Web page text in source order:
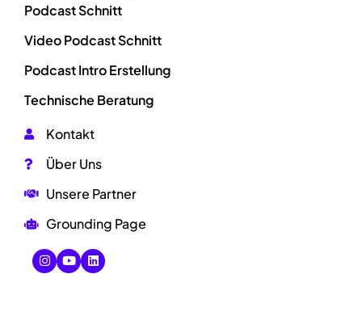
Podcast Schnitt
Video Podcast Schnitt
Podcast Intro Erstellung
Technische Beratung
Kontakt
Über Uns
Unsere Partner
Grounding Page